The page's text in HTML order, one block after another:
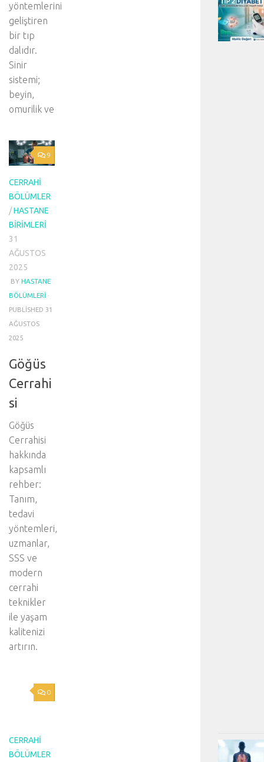
yöntemlerini
geliştiren
bir tıp
dalıdır.
Sinir
sistemi;
beyin,
omurilik ve
9
CERRAHI
BÖLÜMLER
/HASTANE
BIRIMLERI
31
AĞUSTOS
2025
BY HASTANE
BÖLÜMLERI ·
PUBLISHED 31
AĞUSTOS
2025
Göğüs
Cerrahi
si
Göğüs
Cerrahisi
hakkında
kapsamlı
rehber:
Tanım,
tedavi
yöntemleri,
uzmanlar,
SSS ve
modern
cerrahi
teknikler
ile yaşam
kalitenizi
artırın.
0
CERRAHI
BÖLÜMLER